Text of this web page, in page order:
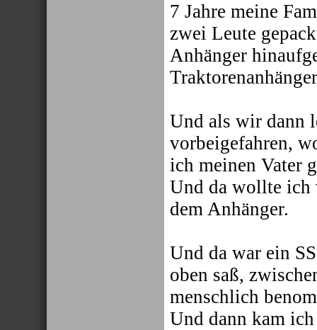
7 Jahre meine
zwei Leute
Anhänger
Und als wir dann
vorbeigefahren,
ich meinen Vater
Und da wollte ich
dem Anhänger.
Und da war ein
oben saß,
menschlich
Und dann kam